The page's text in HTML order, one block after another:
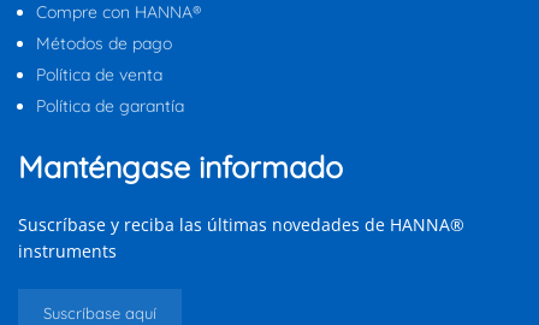
Compre con HANNA®
Métodos de pago
Política de venta
Política de garantía
Manténgase informado
Suscríbase y reciba las últimas novedades de HANNA®
instruments
Suscríbase aquí